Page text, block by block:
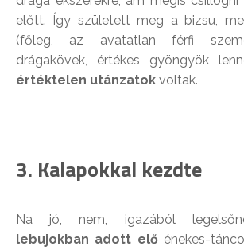
előtt. Így született meg a bizsu,
(főleg, az avatatlan férfi
drágakövek, értékes gyöngyök
értéktelen utánzatok voltak.
3. Kalapokkal kezdte
Na jó, nem, igazából
lebujokban adott előénekes-